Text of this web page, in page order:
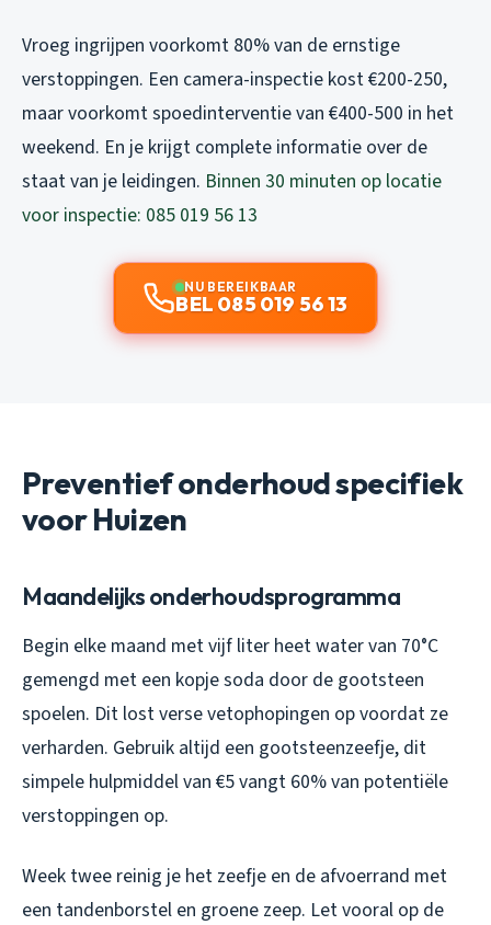
Vroeg ingrijpen voorkomt 80% van de ernstige
verstoppingen. Een camera-inspectie kost €200-250,
maar voorkomt spoedinterventie van €400-500 in het
weekend. En je krijgt complete informatie over de
staat van je leidingen. Binnen 30 minuten op locatie
voor inspectie: 085 019 56 13
NU BEREIKBAAR
BEL 085 019 56 13
Preventief onderhoud specifiek
voor Huizen
Maandelijks onderhoudsprogramma
Begin elke maand met vijf liter heet water van 70°C
gemengd met een kopje soda door de gootsteen
spoelen. Dit lost verse vetophopingen op voordat ze
verharden. Gebruik altijd een gootsteenzeefje, dit
simpele hulpmiddel van €5 vangt 60% van potentiële
verstoppingen op.
Week twee reinig je het zeefje en de afvoerrand met
een tandenborstel en groene zeep. Let vooral op de